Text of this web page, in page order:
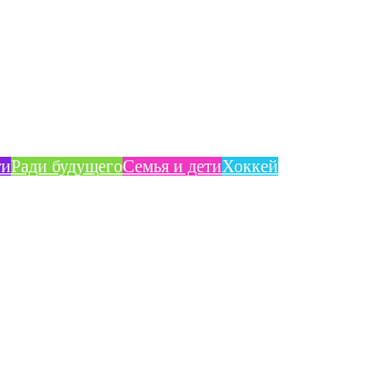
Ради будущегоСемья и детиХоккей